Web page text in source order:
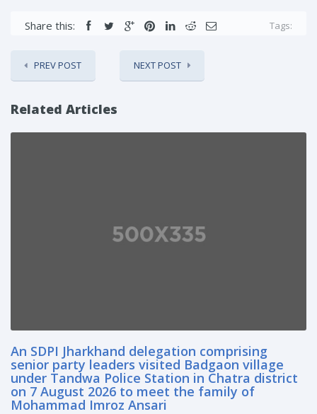
Share this: Tags:
PREV POST NEXT POST
Related Articles
An SDPI Jharkhand delegation comprising
senior party leaders visited Badgaon village
under Tandwa Police Station in Chatra district
on 7 August 2026 to meet the family of
Mohammad Imroz Ansari